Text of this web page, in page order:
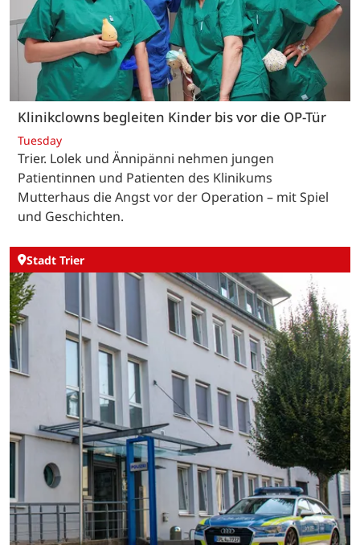
Klinikclowns begleiten Kinder bis vor die OP-Tür
Tuesday
Trier. Lolek und Ännipänni nehmen jungen
Patientinnen und Patienten des Klinikums
Mutterhaus die Angst vor der Operation – mit Spiel
und Geschichten.
Stadt Trier